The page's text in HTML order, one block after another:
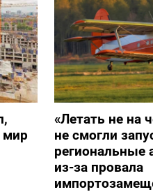
мир
«Летать не на
не смогли
из-за провала